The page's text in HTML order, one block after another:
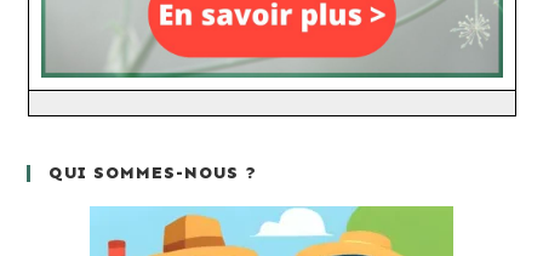
QUI SOMMES-NOUS ?